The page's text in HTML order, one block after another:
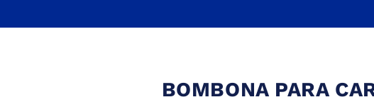
BOMBONA PARA